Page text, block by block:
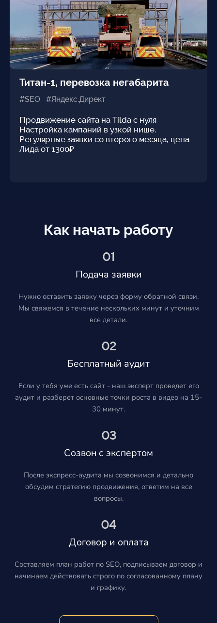
Титан-1, перевозка негабарита
#SEO #Яндекс.Директ
Продвижение сайта на Tilda с нуля
Настройка кампаний в узкой нише.
Регулярные заявки со второго месяца, цена
Лида от 1300₽
Как начать работу
01
Подача заявки
Нужно оставить заявку через форму обратной связи.
Мы свяжемся в течение нескольких минут и уточним
все детали.
02
Бесплатный аудит
Если у тебя уже есть сайт - наш эксперт проведет его
аудит и разберет основные точки роста в видео на 15-
30 минут.
03
Созвон с экспертом
После экспресс-аудита мы созвонимся и детально
обсудим стратегию продвижения, ответим на все
вопросы.
04
Договор и оплата
Составляем план работ по SEO, подписываем договор и
начинаем действовать строго по согласованному плану
и графику.